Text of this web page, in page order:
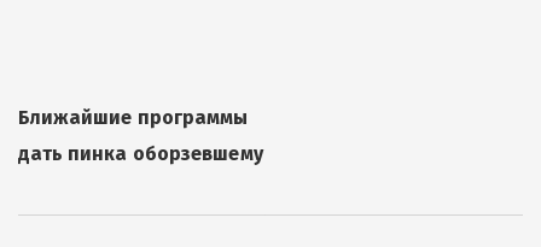
Ближайшие программы
дать пинка оборзевшему